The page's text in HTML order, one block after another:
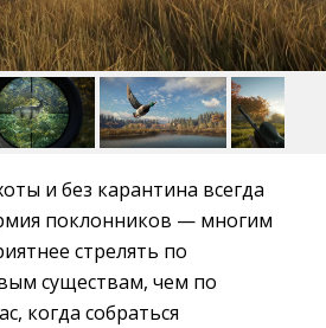
и без карантина всегда
поклонников — многим
стрелять по
существам, чем по
когда собраться